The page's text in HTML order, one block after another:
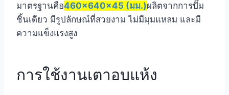
มาตรฐานคือ460×640×45 (มม.)ผลิตจากการปั๊ม
ชิ้นเดียว มีรูปลักษณ์ที่สวยงาม ไม่มีมุมแหลม และมี
ความแข็งแรงสูง
การใช้งานเตาอบแห้ง